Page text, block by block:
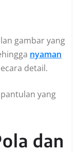
gambar yang
nyaman
detail.
yang
dan